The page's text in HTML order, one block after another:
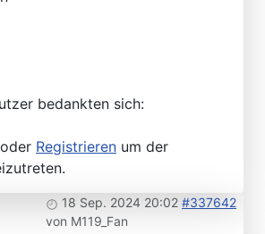
bedankten sich:
oder Registrieren um der
18 Sep. 2024 20:02 #337642
von M119_Fan